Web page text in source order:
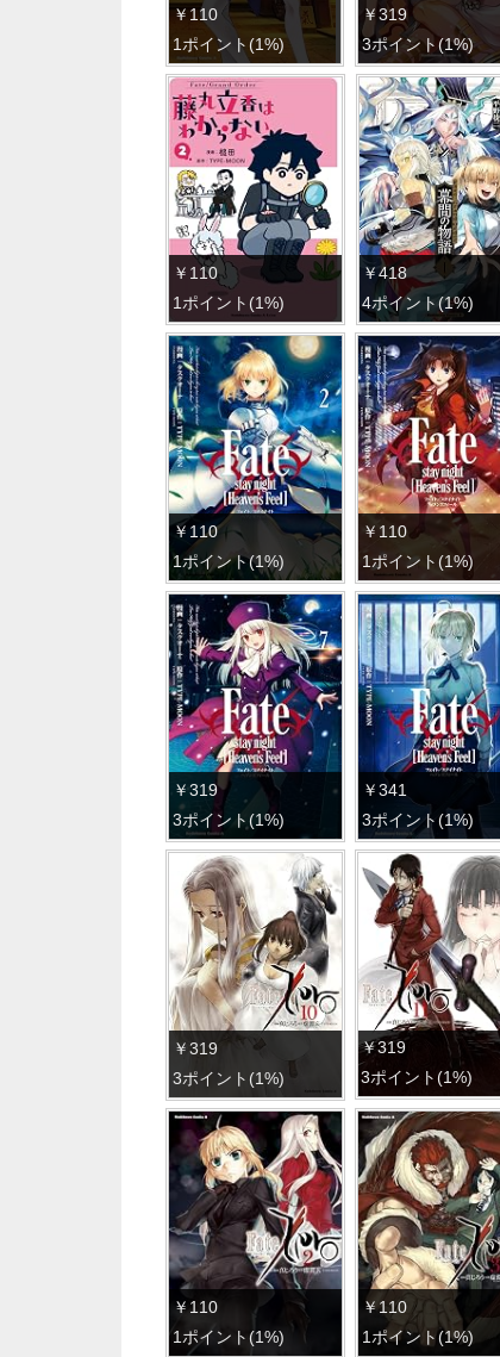
￥110
1ポイント(1%)
￥319
3ポイント(1%)
￥110
1ポイント(1%)
￥418
4ポイント(1%)
￥110
1ポイント(1%)
￥110
1ポイント(1%)
￥319
3ポイント(1%)
￥341
3ポイント(1%)
￥319
3ポイント(1%)
￥319
3ポイント(1%)
￥110
1ポイント(1%)
￥110
1ポイント(1%)